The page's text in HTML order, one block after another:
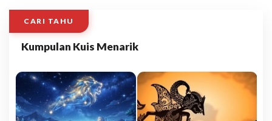
CARI TAHU
Kumpulan Kuis Menarik